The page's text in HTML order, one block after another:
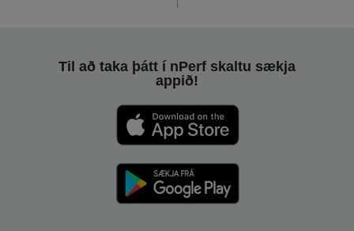
Til að taka þátt í nPerf skaltu sækja
appið!